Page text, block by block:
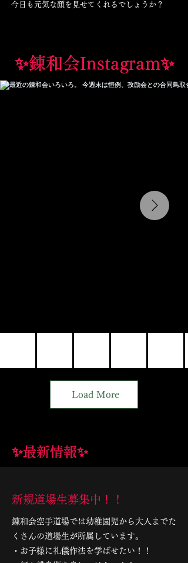
​今日も元気な顔を見せてくれるでしょうか？
✨錬和会Instagram✨
Load More
✨最新情報✨
​新規道場生募集中！！
錬和会空手道場では幼稚園児から大人までた
くさんの道場生が所属しています。
・お子様に礼儀作法を学ばせたい！！